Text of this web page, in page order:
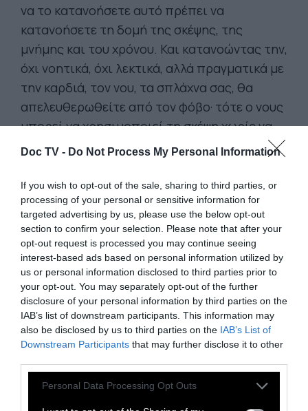
Doc TV - Do Not Process My Personal Information
If you wish to opt-out of the sale, sharing to third parties, or
processing of your personal or sensitive information for
targeted advertising by us, please use the below opt-out
section to confirm your selection. Please note that after your
opt-out request is processed you may continue seeing
interest-based ads based on personal information utilized by
us or personal information disclosed to third parties prior to
your opt-out. You may separately opt-out of the further
disclosure of your personal information by third parties on the
IAB’s list of downstream participants. This information may
also be disclosed by us to third parties on the IAB’s List of
Downstream Participants that may further disclose it to other
Personal Data Processing Opt Outs
να το κατανοήσετε αυτό πρέπει να
κατανοήσετε τη δομή της σκέψης, της
μνήμης και του χρόνου. Και κατανοώντας την,
όχι νοητικά, όχι λεκτικά, αλλά πραγματικά με
την καρδιά, τον νου, τα σπλάχνα σας, θα
απελευθερωθείτε από τον φόβο· τότε ο νους
μπορεί να χρησιμοποιεί τη σκέψη χωρίς να
δημιουργεί φόβο.
απαραίτητη στην καθημερινότητα. Είναι το
μοναδικό μέσο που έχουμε για να
επικοινωνούμε, να κάνουμε τη δουλειά μας
και ούτω καθεξής. Η σκέψη είναι η αντίδραση
στη μνήμη, μνήμη που έχει σωρευτεί μέσα
από την εμπειρία, τη γνώση, την παράδοση,
τον χρόνο. Και από αυτό το υπόβαθρο της
μνήμης αντιδρούμε, κι αυτή η αντίδραση
είναι η σκέψη. Έτσι η σκέψη είναι ουσιώδης
σε ορισμένα επίπεδα, αλλά όταν η σκέψη
προβάλλεται ψυχολογικά ως μέλλον και